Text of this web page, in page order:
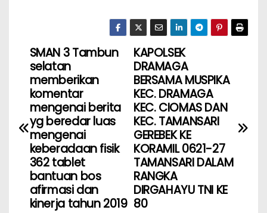
KAPOLSEK
DRAMAGA
BERSAMA MUSPIKA
KEC. DRAMAGA
KEC. CIOMAS DAN
KEC. TAMANSARI
GEREBEK KE
KORAMIL 0621-27
TAMANSARI DALAM
RANGKA
DIRGAHAYU TNI KE
80
SMAN 3 Tambun
selatan
memberikan
komentar
mengenai berita
yg beredar luas
mengenai
keberadaan fisik
362 tablet
bantuan bos
afirmasi dan
kinerja tahun 2019